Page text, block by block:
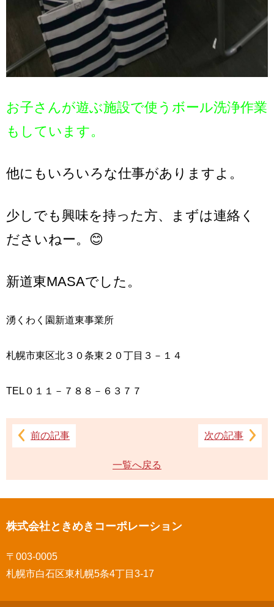
お子さんが遊ぶ施設で使うボール洗浄作業
もしています。
他にもいろいろな仕事がありますよ。
少しでも興味を持った方、まずは連絡く
ださいねー。😊
新道東MASAでした。
湧くわく園新道東事業所
札幌市東区北３０条東２０丁目３－１４
TEL０１１－７８８－６３７７
前の記事 次の記事
一覧へ戻る
株式会社ときめきコーポレーション
〒003-0005
札幌市白石区東札幌5条4丁目3-17